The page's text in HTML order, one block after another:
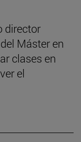
director
Máster en
clases en
el